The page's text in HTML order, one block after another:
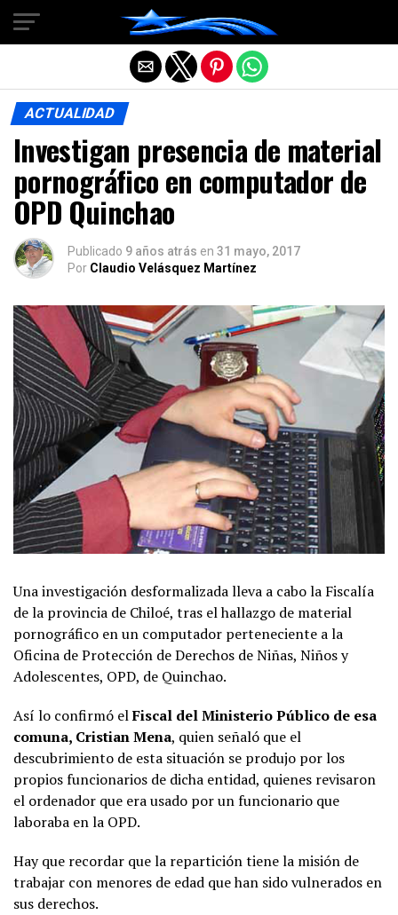
ACTUALIDAD
Investigan presencia de material
pornográfico en computador de
OPD Quinchao
Publicado 9 años atrás en 31 mayo, 2017
Por Claudio Velásquez Martínez
Una investigación desformalizada lleva a cabo la Fiscalía
de la provincia de Chiloé, tras el hallazgo de material
pornográfico en un computador perteneciente a la
Oficina de Protección de Derechos de Niñas, Niños y
Adolescentes, OPD, de Quinchao.
Así lo confirmó elFiscal del Ministerio Público de esa
comuna, Cristian Mena, quien señaló que el
descubrimiento de esta situación se produjo por los
propios funcionarios de dicha entidad, quienes revisaron
el ordenador que era usado por un funcionario que
laboraba en la OPD.
Hay que recordar que la repartición tiene la misión de
trabajar con menores de edad que han sido vulnerados en
sus derechos.
Salir de la versión móvil